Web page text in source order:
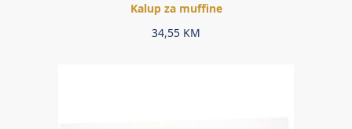
Kalup za muffine
34,55 KM